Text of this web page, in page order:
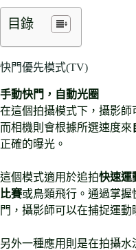
目錄
快門優先模式(TV)
手動快門，自動光圈
在這個拍攝模式下，攝影師
而相機則會根據所選速度來
正確的曝光。
這個模式適用於追拍快速運
比賽或鳥類飛行。通過掌
門，攝影師可以在捕捉運動
另外一種應用則是在拍攝